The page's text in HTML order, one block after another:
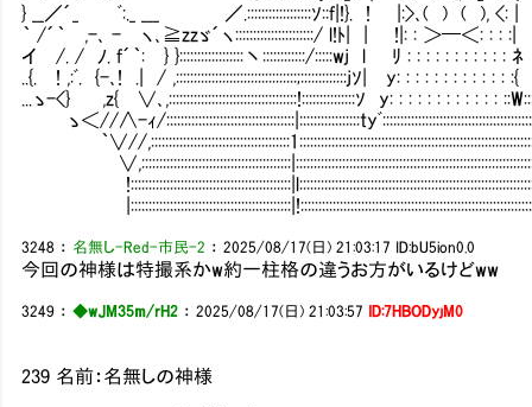
} __／´_ ﾞ:._ ___ ／.::::::::::::::::::ｿ::f|!}. ! |:>､( ) ( ), <: | |
｀ /´｀ ,-､ - ヽ､≧zzゞ´ヽ::::::::::::::::::::::/ l!ﾄ| | !|: : ＞━＜: : : :|
イ /. / ﾉ. f´｀: } }::::::::::::::::::丶::::::::::::/:::::wj l ﾘ : : : : : : : : : : : ﾈ
..{. ! ,:ﾞ. {-､! .| / ,::::::::::::::::::::::::::::::::::;:::::::::::::jｿ| y: : : : : : : : : : : : :{ ﾘ
...ゝ-<} ,z{ ∨､,::::::::::::::::::::::::::::::::::::!:::::::::::::::ｿ y: : : : : : : : : : : :
ゝ＜//∧-ｨ/::::::::::::::::::::::::::::::::::::|:::::::::::::::::tyﾞ
｀∨//
3248 ： 名無し-Red-市民-2 ：2025/08/17(日) 21:03:17 ID:bU5ion0.0
今回の神様は特撮系かw約一柱格の違うお方がいるけどww
3249 ：◆wJM35m/rH2 ：2025/08/17(日) 21:03:57 ID:7HBODyjM0
239 名前：名無しの神様